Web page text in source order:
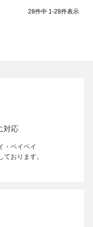
28件中 1-28件表示
対応
・ペイペイ
おります。